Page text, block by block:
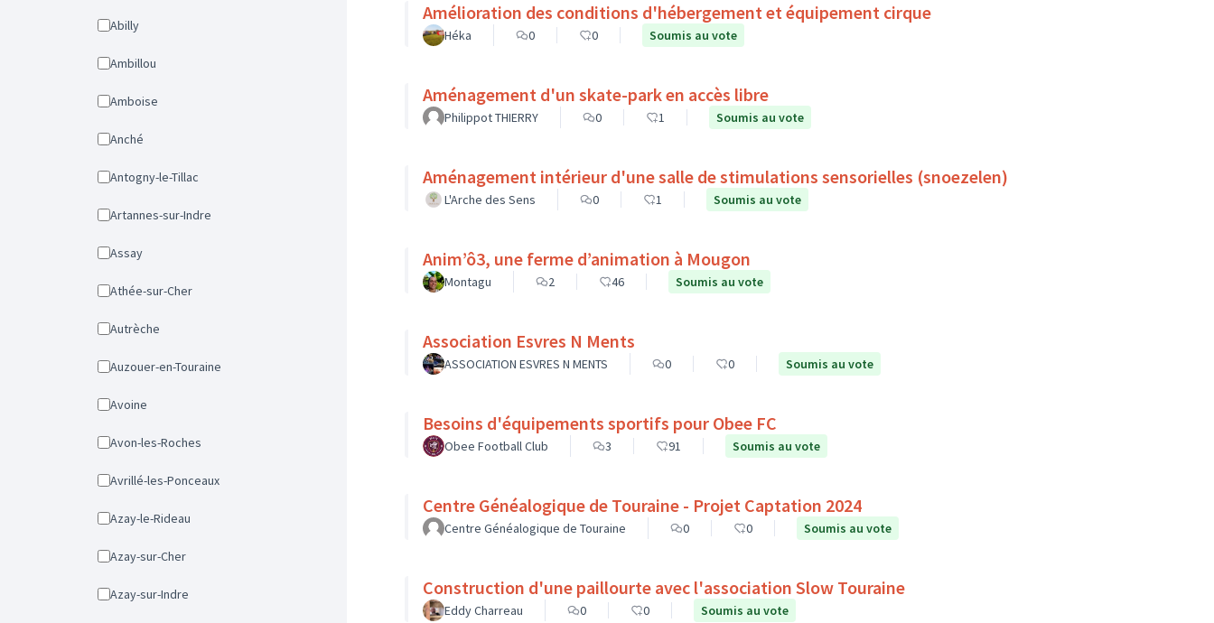
Abilly
Ambillou
Amboise
Anché
Antogny-le-Tillac
Artannes-sur-Indre
Assay
Athée-sur-Cher
Autrèche
Auzouer-en-Touraine
Avoine
Avon-les-Roches
Avrillé-les-Ponceaux
Azay-le-Rideau
Azay-sur-Cher
Azay-sur-Indre
Amélioration des conditions d'hébergement et équipement cirque
Héka 0 0 Soumis au vote
Aménagement d'un skate-park en accès libre
Philippot THIERRY 0 1 Soumis au vote
Aménagement intérieur d'une salle de stimulations sensorielles (snoezelen)
L'Arche des Sens 0 1 Soumis au vote
Anim’ô3, une ferme d’animation à Mougon
Montagu 2 46 Soumis au vote
Association Esvres N Ments
ASSOCIATION ESVRES N MENTS 0 0 Soumis au vote
Besoins d'équipements sportifs pour Obee FC
Obee Football Club 3 91 Soumis au vote
Centre Généalogique de Touraine - Projet Captation 2024
Centre Généalogique de Touraine 0 0 Soumis au vote
Construction d'une paillourte avec l'association Slow Touraine
Eddy Charreau 0 0 Soumis au vote